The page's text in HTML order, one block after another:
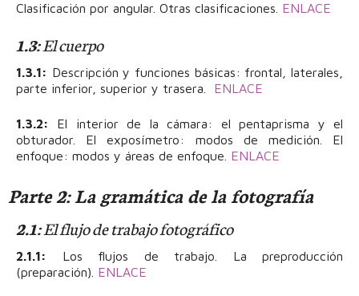
Clasificación por angular. Otras clasificaciones. ENLACE
1.3:El cuerpo
1.3.1: Descripción y funciones básicas: frontal, laterales,
parte inferior, superior y trasera. ENLACE
1.3.2:
El interior de la cámara: el pentaprisma y el
obturador. El exposímetro: modos de medición. El
enfoque: modos y áreas de enfoque. ENLACE
Parte 2: La gramática de la fotografía
2.1:El flujo de trabajo fotográfico
2.1.1:
Los flujos de trabajo. La preproducción
(preparación). ENLACE